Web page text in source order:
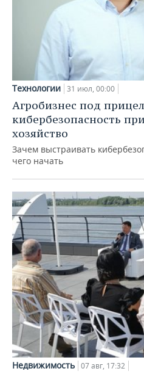
Технологии 31 июл, 00:00
Агробизнес под
кибербезопасность
хозяйство
Зачем выстраивать
чего начать
Недвижимость 07 авг, 17:32